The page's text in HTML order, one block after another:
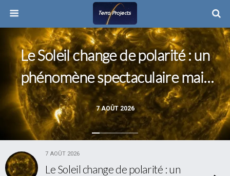
7 AOÛT 2026
Le Soleil change de polarité : un
phénomène spectaculaire mais
naturel
7 AOÛT 2026
Le Soleil change de polarité : un